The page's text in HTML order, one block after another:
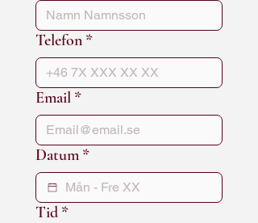
Telefon *
Email *
Datum *
Tid *